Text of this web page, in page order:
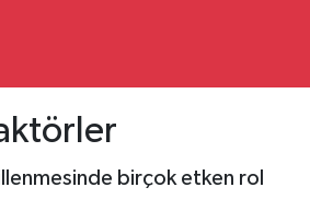
birçok etken rol